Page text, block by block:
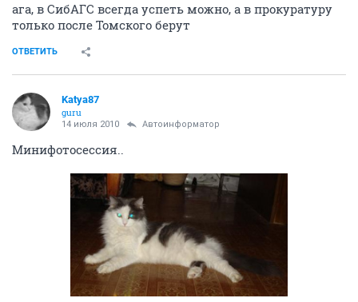
ага, в СибАГС всегда успеть можно, а в прокуратуру
только после Томского берут
ОТВЕТИТЬ
Katya87
guru
14 июля 2010 Автоинформатор
Минифотосессия..